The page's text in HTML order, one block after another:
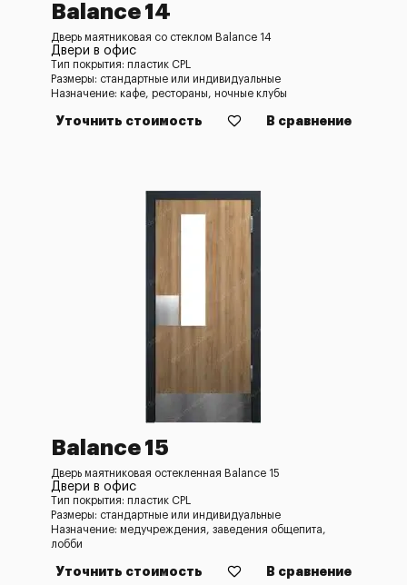
Balance 14
Дверь маятниковая со стеклом Balance 14
Двери в офис
Тип покрытия: пластик CPL
Размеры: стандартные или индивидуальные
Назначение: кафе, рестораны, ночные клубы
Уточнить стоимость В сравнение
Balance 15
Дверь маятниковая остекленная Balance 15
Двери в офис
Тип покрытия: пластик CPL
Размеры: стандартные или индивидуальные
Назначение: медучреждения, заведения общепита,
лобби
Уточнить стоимость В сравнение